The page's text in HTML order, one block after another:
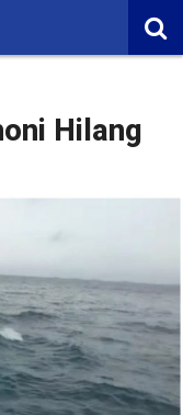
Hilang